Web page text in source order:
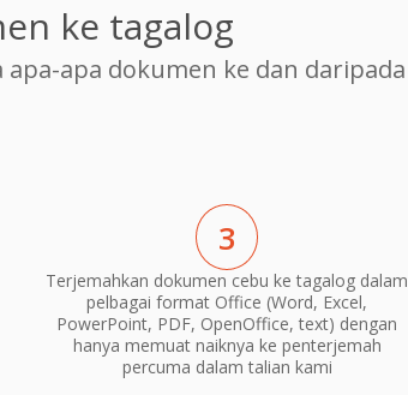
ke tagalog
apa dokumen ke dan daripada
3
Terjemahkan dokumen cebu ke tagalog dalam
pelbagai format Office (Word, Excel,
PowerPoint, PDF, OpenOffice, text) dengan
hanya memuat naiknya ke penterjemah
percuma dalam talian kami